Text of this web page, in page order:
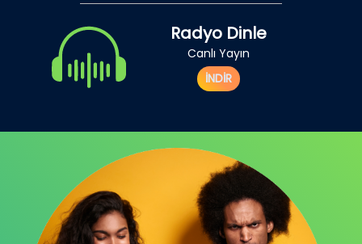
Radyo Dinle
Canlı Yayın
İNDİR